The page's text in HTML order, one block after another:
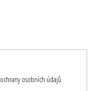
osobních údajů